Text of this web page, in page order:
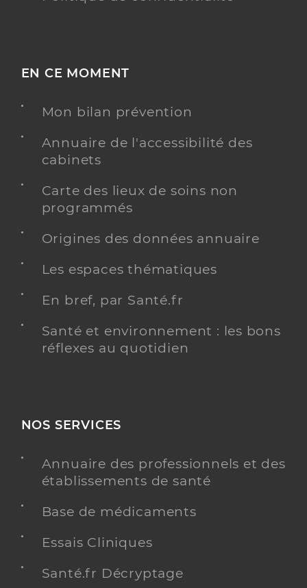
EN CE MOMENT
Mon bilan prévention
Annuaire de l'accessibilité des
cabinets
Carte des lieux de soins non
programmés
Origines des données annuaire
Les espaces thématiques
En bref, par Santé.fr
Santé et environnement : les bons
réflexes au quotidien
NOS SERVICES
Annuaire des professionnels et des
établissements de santé
Base de médicaments
Essais Cliniques
Santé.fr Décryptage